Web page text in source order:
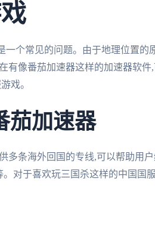
一个常见的问题。由于地理位置的
有像番茄加速器这样的加速器软件
戏。
茄加速器
多条海外回国的专线,可以帮助用
对于喜欢玩三国杀这样的中国国